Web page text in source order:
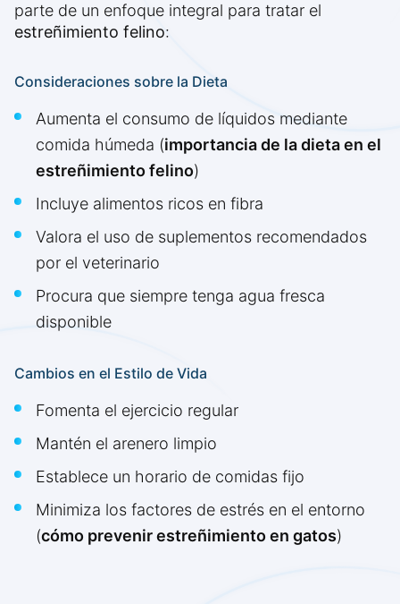
parte de un enfoque integral para tratar el
estreñimiento felino:
Consideraciones sobre la Dieta
Aumenta el consumo de líquidos mediante
comida húmeda (importancia de la dieta en el
estreñimiento felino)
Incluye alimentos ricos en fibra
Valora el uso de suplementos recomendados
por el veterinario
Procura que siempre tenga agua fresca
disponible
Cambios en el Estilo de Vida
Fomenta el ejercicio regular
Mantén el arenero limpio
Establece un horario de comidas fijo
Minimiza los factores de estrés en el entorno
(cómo prevenir estreñimiento en gatos)